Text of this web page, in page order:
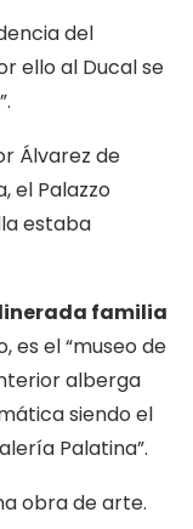
del
ello al Ducal se
Álvarez de
el Palazzo
estaba
familia
es el “museo de
alberga
siendo el
Palatina”.
obra de arte.